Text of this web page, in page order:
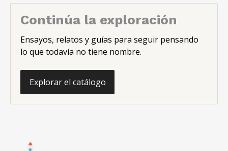
Continúa la exploración
Ensayos, relatos y guías para seguir pensando
lo que todavía no tiene nombre.
Explorar el catálogo